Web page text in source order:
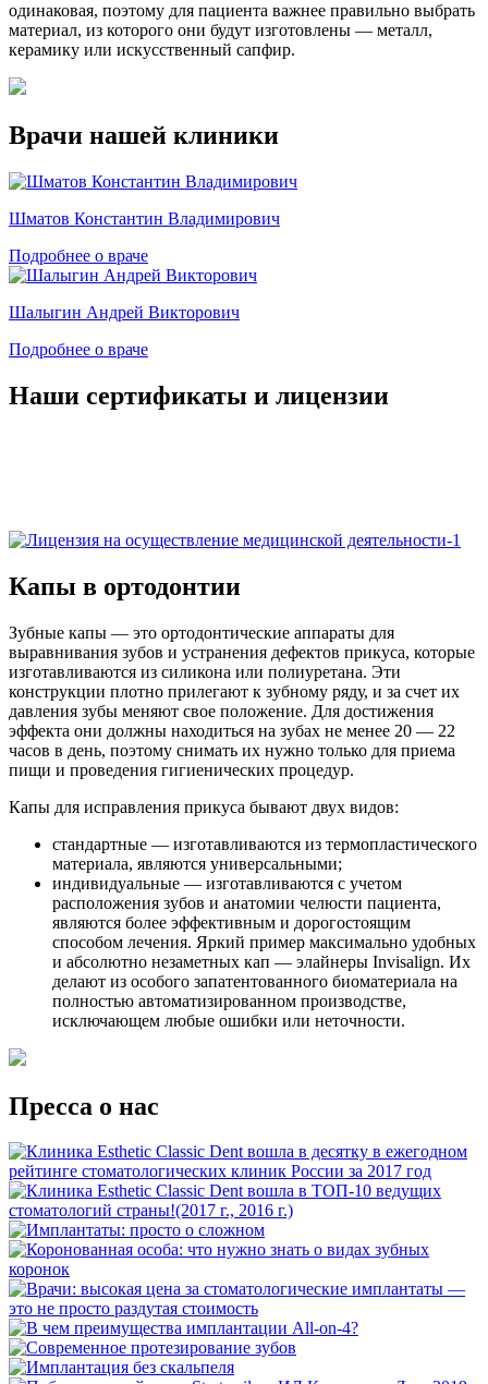
одинаковая, поэтому для пациента важнее правильно выбрать
материал, из которого они будут изготовлены — металл,
керамику или искусственный сапфир.
Врачи нашей клиники
Шматов Константин Владимирович
Подробнее о враче
Шалыгин Андрей Викторович
Подробнее о враче
Наши сертификаты и лицензии
Капы в ортодонтии
Зубные капы — это ортодонтические аппараты для
выравнивания зубов и устранения дефектов прикуса, которые
изготавливаются из силикона или полиуретана. Эти
конструкции плотно прилегают к зубному ряду, и за счет их
давления зубы меняют свое положение. Для достижения
эффекта они должны находиться на зубах не менее 20 — 22
часов в день, поэтому снимать их нужно только для приема
пищи и проведения гигиенических процедур.
Капы для исправления прикуса бывают двух видов:
стандартные — изготавливаются из термопластического
материала, являются универсальными;
индивидуальные — изготавливаются с учетом
расположения зубов и анатомии челюсти пациента,
являются более эффективным и дорогостоящим
способом лечения. Яркий пример максимально удобных
и абсолютно незаметных кап — элайнеры Invisalign. Их
делают из особого запатентованного биоматериала на
полностью автоматизированном производстве,
исключающем любые ошибки или неточности.
Пресса о нас